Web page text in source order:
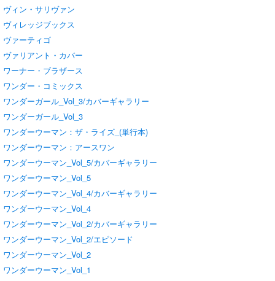
ヴィン・サリヴァン
ヴィレッジブックス
ヴァーティゴ
ヴァリアント・カバー
ワーナー・ブラザース
ワンダー・コミックス
ワンダーガール_Vol_3/カバーギャラリー
ワンダーガール_Vol_3
ワンダーウーマン：ザ・ライズ_(単行本)
ワンダーウーマン：アースワン
ワンダーウーマン_Vol_5/カバーギャラリー
ワンダーウーマン_Vol_5
ワンダーウーマン_Vol_4/カバーギャラリー
ワンダーウーマン_Vol_4
ワンダーウーマン_Vol_2/カバーギャラリー
ワンダーウーマン_Vol_2/エピソード
ワンダーウーマン_Vol_2
ワンダーウーマン_Vol_1